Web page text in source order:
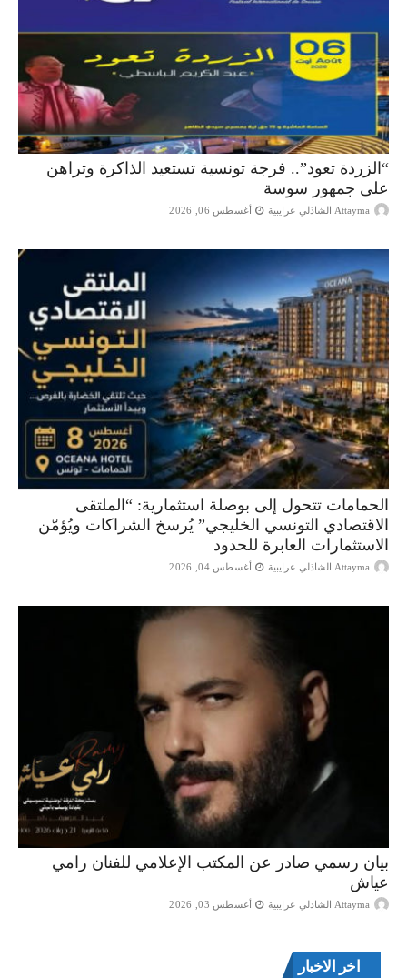
“الزردة تعود”.. فرجة تونسية تستعيد الذاكرة وتراهن
على جمهور سوسة
Attayma الشاذلي عرايبية أغسطس 06, 2026
الحمامات تتحول إلى بوصلة استثمارية: “الملتقى
الاقتصادي التونسي الخليجي” يُرسخ الشراكات ويُؤمّن
الاستثمارات العابرة للحدود
Attayma الشاذلي عرايبية أغسطس 04, 2026
بيان رسمي صادر عن المكتب الإعلامي للفنان رامي
عياش
Attayma الشاذلي عرايبية أغسطس 03, 2026
اخر الاخبار